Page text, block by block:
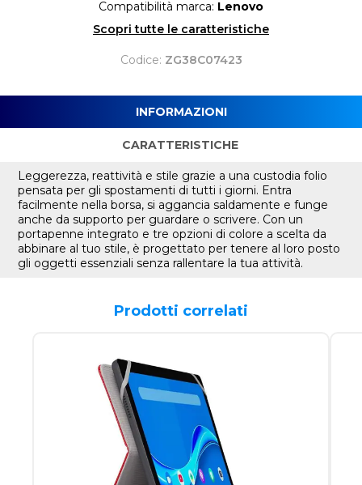
Compatibilità marca: Lenovo
Scopri tutte le caratteristiche
Codice: ZG38C07423
INFORMAZIONI
CARATTERISTICHE
Leggerezza, reattività e stile grazie a una custodia folio
pensata per gli spostamenti di tutti i giorni. Entra
facilmente nella borsa, si aggancia saldamente e funge
anche da supporto per guardare o scrivere. Con un
portapenne integrato e tre opzioni di colore a scelta da
abbinare al tuo stile, è progettato per tenere al loro posto
gli oggetti essenziali senza rallentare la tua attività.
Prodotti correlati